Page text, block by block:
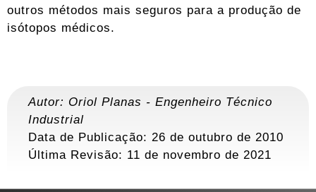
outros métodos mais seguros para a produção de
isótopos médicos.
Autor: Oriol Planas - Engenheiro Técnico
Industrial
Data de Publicação: 26 de outubro de 2010
Última Revisão: 11 de novembro de 2021